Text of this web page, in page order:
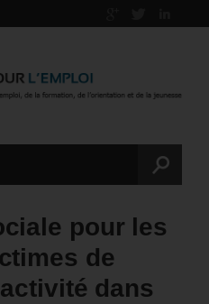
pour les
de
activité dans